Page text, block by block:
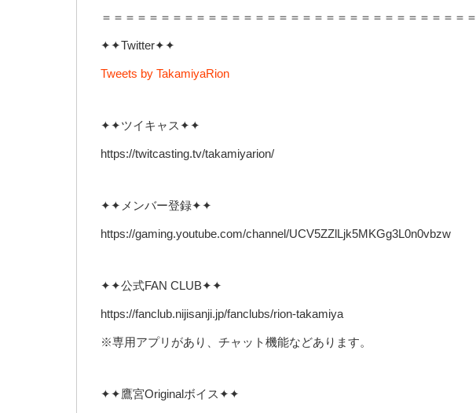
＝＝＝＝＝＝＝＝＝＝＝＝＝＝＝＝＝＝＝＝＝＝＝＝＝＝＝＝＝＝＝＝
✦✦Twitter✦✦
Tweets by TakamiyaRion
✦✦ツイキャス✦✦
https://twitcasting.tv/takamiyarion/
✦✦メンバー登録✦✦
https://gaming.youtube.com/channel/UCV5ZZlLjk5MKGg3L0n0vbzw
✦✦公式FAN CLUB✦✦
https://fanclub.nijisanji.jp/fanclubs/rion-takamiya
※専用アプリがあり、チャット機能などあります。
✦✦鷹宮Originalボイス✦✦